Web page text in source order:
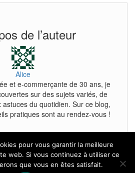
de l’auteur
Alice
et e-commerçante de 30 ans, je
sur des sujets variés, de
astuces du quotidien. Sur ce blog,
pratiques sont au rendez-vous !
pour vous garantir la meilleure
web. Si vous continuez à utiliser ce
que vous en êtes satisfait.